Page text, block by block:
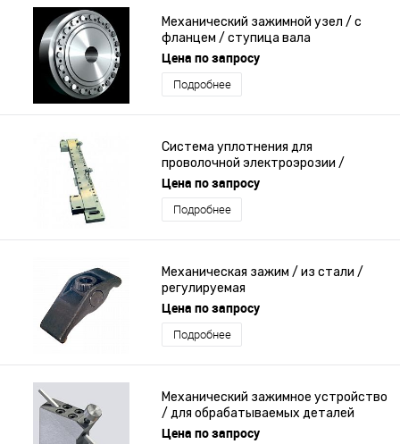
Механический зажимной узел / с
фланцем / ступица вала
Цена по запросу
Подробнее
Система уплотнения для
проволочной электроэрозии /
механическая / модульная
Цена по запросу
Подробнее
Механическая зажим / из стали /
регулируемая
Цена по запросу
Подробнее
Механический зажимное устройство
/ для обрабатываемых деталей
Цена по запросу